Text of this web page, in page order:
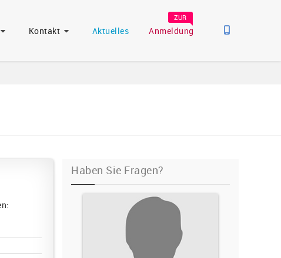
Kontakt Aktuelles Anmeldung
ZUR
Haben Sie Fragen?
Ursula Wluka
0241 501330